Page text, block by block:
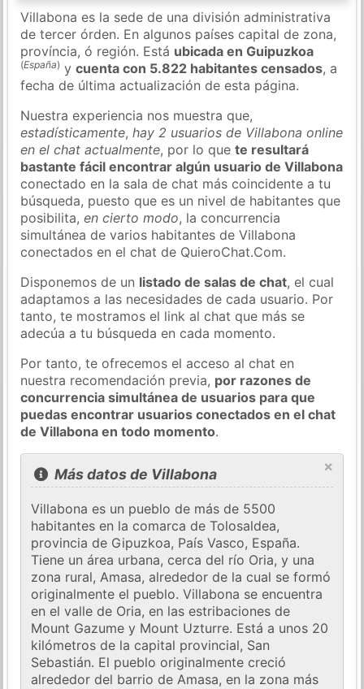
Villabona es la sede de una división administrativa
de tercer órden. En algunos países capital de zona,
província, ó región. Está ubicada en Guipuzkoa
(España) ycuenta con 5.822 habitantes censados, a
fecha de última actualización de esta página.
Nuestra experiencia nos muestra que,
estadísticamente,hay 2 usuarios de Villabona online
en el chat actualmente, por lo quete resultará
bastante fácil encontrar algún usuario de Villabona
conectado en la sala de chat más coincidente a tu
búsqueda, puesto que es un nivel de habitantes que
posibilita,en cierto modo, la concurrencia
simultánea de varios habitantes de Villabona
conectados en el chat de QuieroChat.Com.
Disponemos de un listado de salas de chat, el cual
adaptamos a las necesidades de cada usuario. Por
tanto, te mostramos el link al chat que más se
adecúa a tu búsqueda en cada momento.
Por tanto, te ofrecemos el acceso al chat en
nuestra recomendación previa, por razones de
concurrencia simultánea de usuarios para que
puedas encontrar usuarios conectados en el chat
de Villabona en todo momento.
×
Más datos de Villabona
Villabona es un pueblo de más de 5500
habitantes en la comarca de Tolosaldea,
provincia de Gipuzkoa, País Vasco, España.
Tiene un área urbana, cerca del río Oria, y una
zona rural, Amasa, alrededor de la cual se formó
originalmente el pueblo. Villabona se encuentra
en el valle de Oria, en las estribaciones de
Mount Gazume y Mount Uzturre. Está a unos 20
kilómetros de la capital provincial, San
Sebastián. El pueblo originalmente creció
alrededor del barrio de Amasa, en la zona más